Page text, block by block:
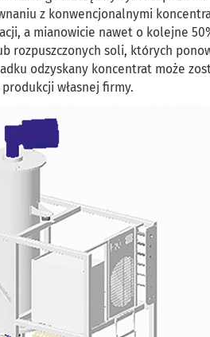
z konwencjonalnymi
a mianowicie nawet o kolejne
rozpuszczonych soli, których
odzyskany koncentrat może
własnej firmy.